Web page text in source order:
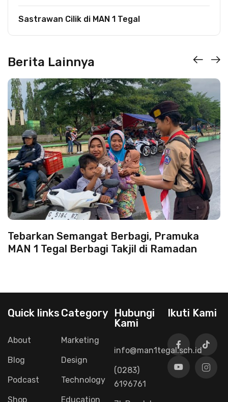
Sastrawan Cilik di MAN 1 Tegal
Berita Lainnya
Tebarkan Semangat Berbagi, Pramuka
MAN 1 Tegal Berbagi Takjil di Ramadan
Quick links
About
Blog
Podcast
Shop
Category
Marketing
Design
Technology
Education
Hubungi
Kami
info@man1tegal.sch.id
(0283)
6196761
Ikuti Kami